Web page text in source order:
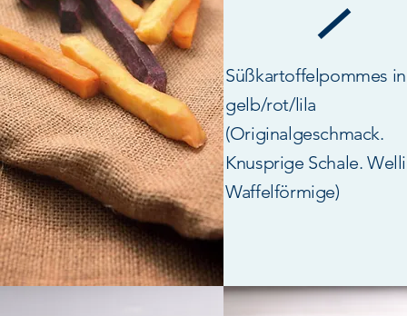
Süßkartoffelpommes in
gelb/rot/lila
(Originalgeschmack.
Knusprige Schale.
Waffelförmige)